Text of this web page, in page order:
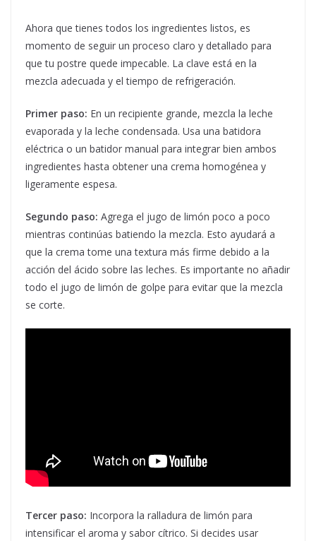
Ahora que tienes todos los ingredientes listos, es
momento de seguir un proceso claro y detallado para
que tu postre quede impecable. La clave está en la
mezcla adecuada y el tiempo de refrigeración.
Primer paso: En un recipiente grande, mezcla la leche
evaporada y la leche condensada. Usa una batidora
eléctrica o un batidor manual para integrar bien ambos
ingredientes hasta obtener una crema homogénea y
ligeramente espesa.
Segundo paso: Agrega el jugo de limón poco a poco
mientras continúas batiendo la mezcla. Esto ayudará a
que la crema tome una textura más firme debido a la
acción del ácido sobre las leches. Es importante no añadir
todo el jugo de limón de golpe para evitar que la mezcla
se corte.
Tercer paso: Incorpora la ralladura de limón para
intensificar el aroma y sabor cítrico. Si decides usar